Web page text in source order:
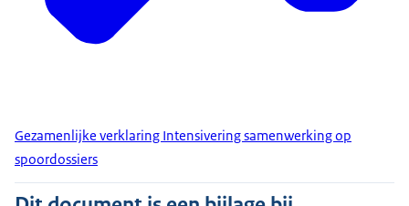
Gezamenlijke verklaring Intensivering samenwerking op
spoordossiers